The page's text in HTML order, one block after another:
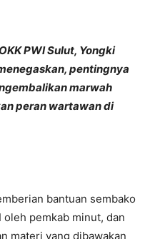
PWI Sulut, Yongki
pentingnya
marwah
peran wartawan di
bantuan sembako
oleh pemkab minut, dan
materi yang dibawakan